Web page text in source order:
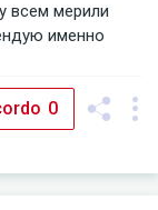
всем мерили
именно
0